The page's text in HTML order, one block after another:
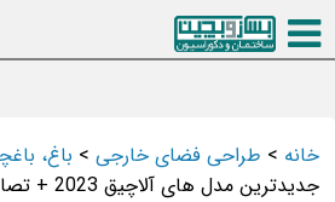
خانه>طراحی فضای خارجی>باغ،
جدیدترین مدل های آلاچیق 2023 + تصاویر